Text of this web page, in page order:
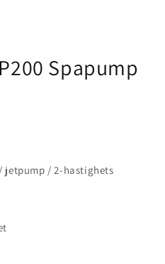
Spapump
jetpump / 2-hastighets